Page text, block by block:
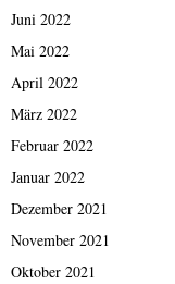
Juni 2022
Mai 2022
April 2022
März 2022
Februar 2022
Januar 2022
Dezember 2021
November 2021
Oktober 2021